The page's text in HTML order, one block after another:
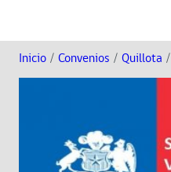
Inicio / Convenios / Quillota /